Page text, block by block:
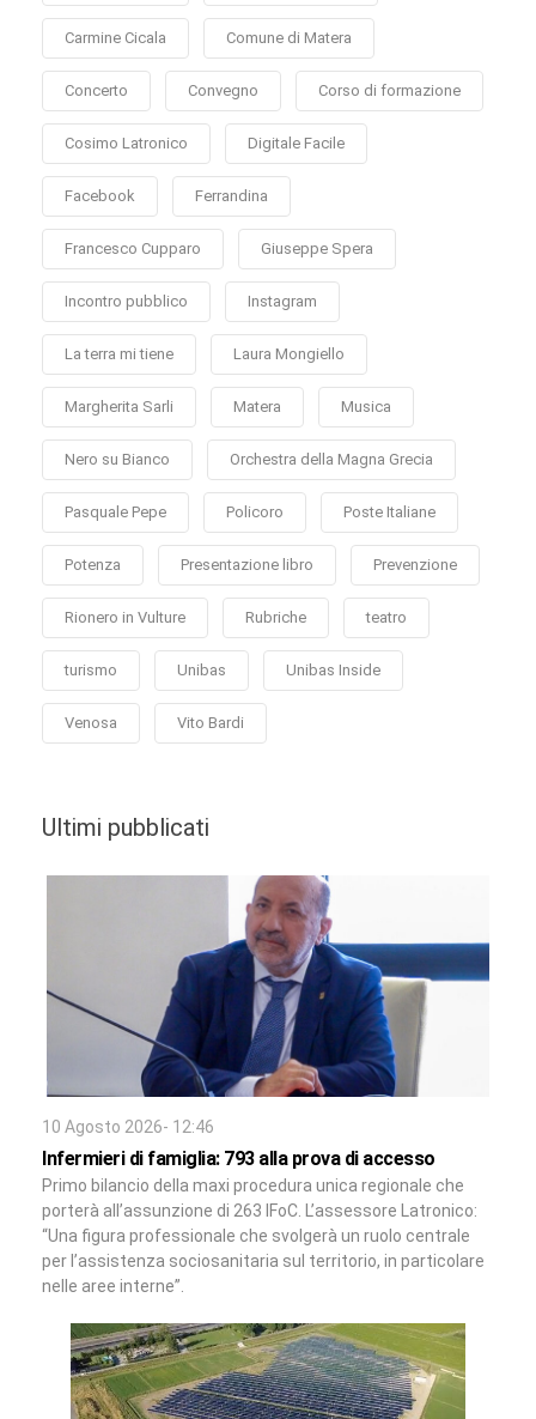
Carmine Cicala Comune di Matera
Concerto Convegno Corso di formazione
Cosimo Latronico Digitale Facile
Facebook Ferrandina
Francesco Cupparo Giuseppe Spera
Incontro pubblico Instagram
La terra mi tiene Laura Mongiello
Margherita Sarli Matera Musica
Nero su Bianco Orchestra della Magna Grecia
Pasquale Pepe Policoro Poste Italiane
Potenza Presentazione libro Prevenzione
Rionero in Vulture Rubriche teatro
turismo Unibas Unibas Inside
Venosa Vito Bardi
Ultimi pubblicati
10 Agosto 2026- 12:46
Infermieri di famiglia: 793 alla prova di accesso
Primo bilancio della maxi procedura unica regionale che
porterà all’assunzione di 263 IFoC. L’assessore Latronico:
“Una figura professionale che svolgerà un ruolo centrale
per l’assistenza sociosanitaria sul territorio, in particolare
nelle aree interne”.